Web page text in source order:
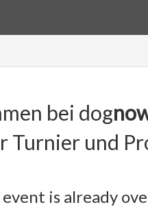
bei dog
Turnier und
is already